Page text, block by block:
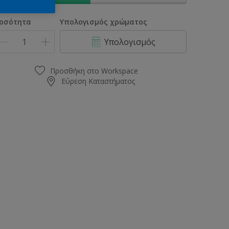
Υπολογισμός χρώματος
Υπολογισμός
Προσθήκη στο Workspace
Εύρεση Καταστήματος